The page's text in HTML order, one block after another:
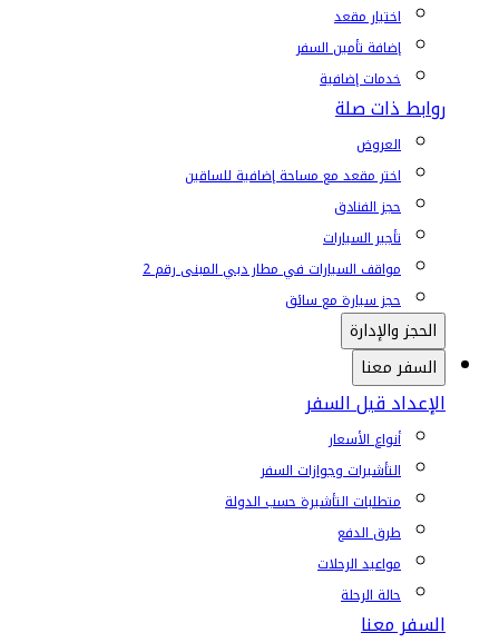
اختيار مقعد
إضافة تأمين السفر
خدمات إضافية
روابط ذات صلة
العروض
اختر مقعد مع مساحة إضافية للساقين
حجز الفنادق
تأجير السيارات
مواقف السيارات في مطار دبي المبنى رقم 2
حجز سيارة مع سائق
الحجز والإدارة
السفر معنا
الإعداد قبل السفر
أنواع الأسعار
التأشيرات وجوازات السفر
متطلبات التأشيرة حسب الدولة
طرق الدفع
مواعيد الرحلات
حالة الرحلة
السفر معنا